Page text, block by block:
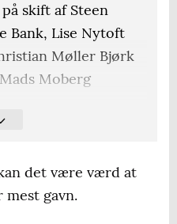
skift af Steen
Bank, Lise Nytoft
Møller Bjørk
Moberg
det være værd at
gavn.